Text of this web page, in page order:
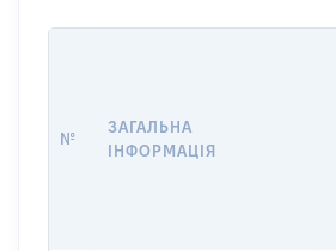
№
ЗАГАЛЬНА
ІНФОРМАЦІЯ